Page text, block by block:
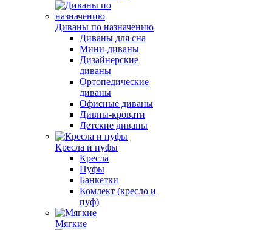
Диваны по назначению
Диваны для сна
Мини-диваны
Дизайнерские
диваны
Ортопедические
диваны
Офисные диваны
Дивны-кровати
Детские диваны
Кресла и пуфы
Кресла
Пуфы
Банкетки
Комлект (кресло и
пуф)
Мягкие